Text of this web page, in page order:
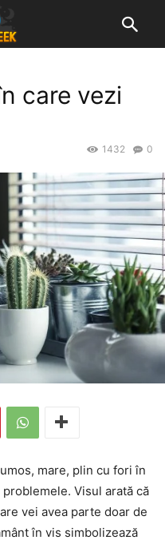
care vezi
0
1432
mare, plin cu fori în
Visul arată că
vei avea parte doar de
în vis simbolizează